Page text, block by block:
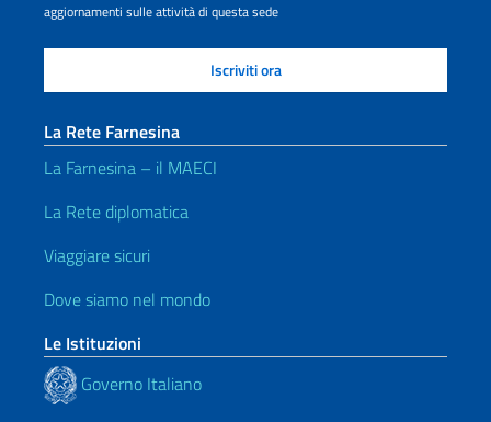
aggiornamenti sulle attività di questa sede
La Rete Farnesina
La Farnesina – il MAECI
La Rete diplomatica
Viaggiare sicuri
Dove siamo nel mondo
Le Istituzioni
Governo Italiano